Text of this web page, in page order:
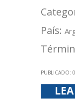
País:
PUBLICADO: